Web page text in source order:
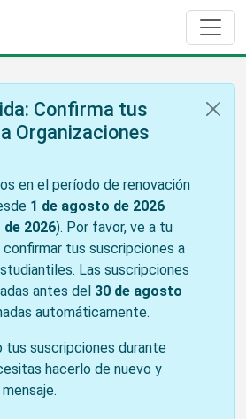
Confirma tus
Organizaciones
en el período de renovación
1 de agosto de 2026
2026). Por favor, ve a tu
confirmar tus suscripciones a
Las suscripciones
antes del 30 de agosto
automáticamente.
tus suscripciones durante
hacerlo de nuevo y